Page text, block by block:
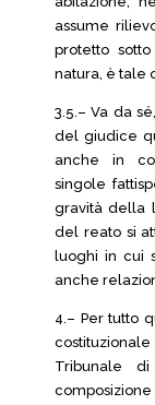
assume
protetto
natura, è tale
3.5.– Va da
del giudice
anche in
singole
gravità della
del reato si
luoghi in cui
anche
4.– Per tutto
Tribunale